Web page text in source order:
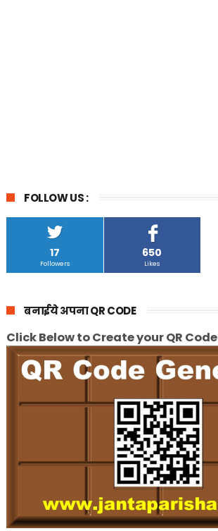
FOLLOW US :
17
Followers
650
Likes
बनाईये अपना QR CODE
Click Below to Create your QR Code